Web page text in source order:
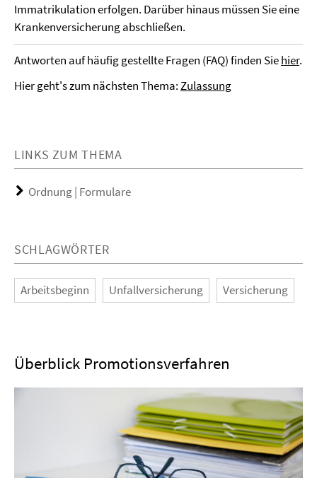
Immatrikulation erfolgen. Darüber hinaus müssen Sie eine
Krankenversicherung abschließen.
Antworten auf häufig gestellte Fragen (FAQ) finden Siehier.
Hier geht's zum nächsten Thema:Zulassung
LINKS ZUM THEMA
Ordnung | Formulare
SCHLAGWÖRTER
Arbeitsbeginn Unfallversicherung Versicherung
Überblick Promotionsverfahren